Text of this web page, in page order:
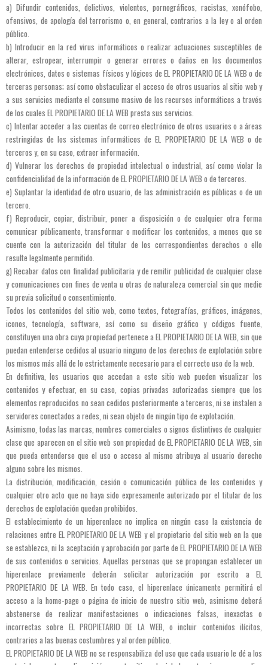
a) Difundir contenidos, delictivos, violentos, pornográficos, racistas, xenófobo,
ofensivos, de apología del terrorismo o, en general, contrarios a la ley o al orden
público.
b) Introducir en la red virus informáticos o realizar actuaciones susceptibles de
alterar, estropear, interrumpir o generar errores o daños en los documentos
electrónicos, datos o sistemas físicos y lógicos de EL PROPIETARIO DE LA WEB o de
terceras personas; así como obstaculizar el acceso de otros usuarios al sitio web y
a sus servicios mediante el consumo masivo de los recursos informáticos a través
de los cuales EL PROPIETARIO DE LA WEB presta sus servicios.
c) Intentar acceder a las cuentas de correo electrónico de otros usuarios o a áreas
restringidas de los sistemas informáticos de EL PROPIETARIO DE LA WEB o de
terceros y, en su caso, extraer información.
d) Vulnerar los derechos de propiedad intelectual o industrial, así como violar la
confidencialidad de la información de EL PROPIETARIO DE LA WEB o de terceros.
e) Suplantar la identidad de otro usuario, de las administración es públicas o de un
tercero.
f) Reproducir, copiar, distribuir, poner a disposición o de cualquier otra forma
comunicar públicamente, transformar o modificar los contenidos, a menos que se
cuente con la autorización del titular de los correspondientes derechos o ello
resulte legalmente permitido.
g) Recabar datos con finalidad publicitaria y de remitir publicidad de cualquier clase
y comunicaciones con fines de venta u otras de naturaleza comercial sin que medie
su previa solicitud o consentimiento.
Todos los contenidos del sitio web, como textos, fotografías, gráficos, imágenes,
iconos, tecnología, software, así como su diseño gráfico y códigos fuente,
constituyen una obra cuya propiedad pertenece a EL PROPIETARIO DE LA WEB, sin que
puedan entenderse cedidos al usuario ninguno de los derechos de explotación sobre
los mismos más allá de lo estrictamente necesario para el correcto uso de la web.
En definitiva, los usuarios que accedan a este sitio web pueden visualizar los
contenidos y efectuar, en su caso, copias privadas autorizadas siempre que los
elementos reproducidos no sean cedidos posteriormente a terceros, ni se instalen a
servidores conectados a redes, ni sean objeto de ningún tipo de explotación.
Asimismo, todas las marcas, nombres comerciales o signos distintivos de cualquier
clase que aparecen en el sitio web son propiedad de EL PROPIETARIO DE LA WEB, sin
que pueda entenderse que el uso o acceso al mismo atribuya al usuario derecho
alguno sobre los mismos.
La distribución, modificación, cesión o comunicación pública de los contenidos y
cualquier otro acto que no haya sido expresamente autorizado por el titular de los
derechos de explotación quedan prohibidos.
El establecimiento de un hiperenlace no implica en ningún caso la existencia de
relaciones entre EL PROPIETARIO DE LA WEB y el propietario del sitio web en la que
se establezca, ni la aceptación y aprobación por parte de EL PROPIETARIO DE LA WEB
de sus contenidos o servicios. Aquellas personas que se propongan establecer un
hiperenlace previamente deberán solicitar autorización por escrito a EL
PROPIETARIO DE LA WEB. En todo caso, el hiperenlace únicamente permitirá el
acceso a la home-page o página de inicio de nuestro sitio web, asimismo deberá
abstenerse de realizar manifestaciones o indicaciones falsas, inexactas o
incorrectas sobre EL PROPIETARIO DE LA WEB, o incluir contenidos ilícitos,
contrarios a las buenas costumbres y al orden público.
EL PROPIETARIO DE LA WEB no se responsabiliza del uso que cada usuario le dé a los